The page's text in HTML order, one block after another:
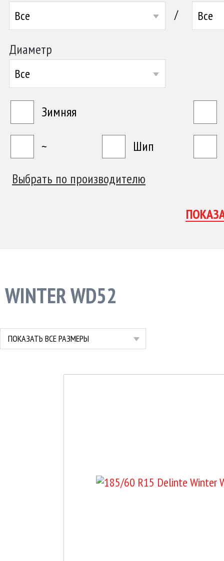
Все / Все
Диаметр
Все
Зимняя
~
Шип
Выбрать по производителю
WINTER WD52
ПОКАЗАТЬ ВСЕ РАЗМЕРЫ